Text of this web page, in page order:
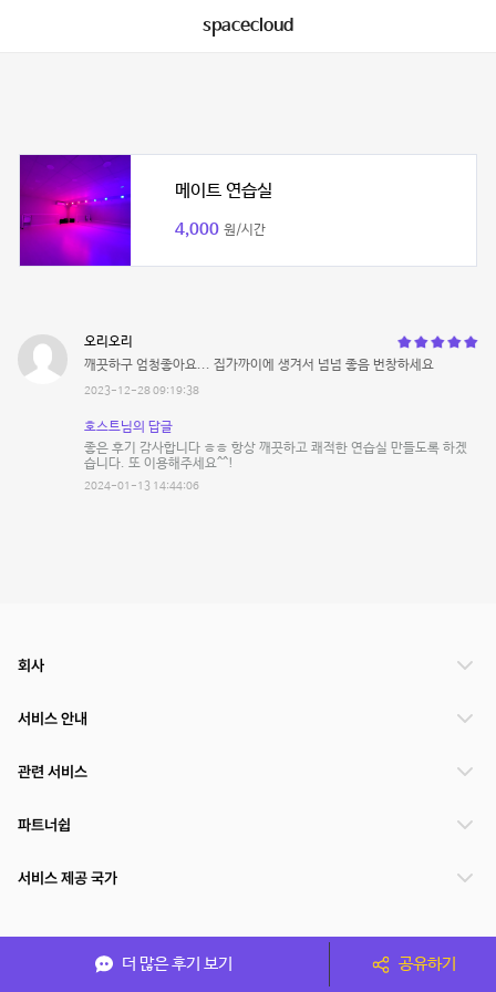
spacecloud
메이트 연습실
4,000 원/시간
오리오리
깨끗하구 엄청좋아요... 집가까이에 생겨서 넘넘 좋음 번창하세요
2023-12-28 09:19:38
호스트님의 답글
좋은 후기 감사합니다 ㅎㅎ 항상 깨끗하고 쾌적한 연습실 만들도록 하겠
습니다. 또 이용해주세요^^!
2024-01-13 14:44:06
더 많은 후기 보기 공유하기
회사
서비스 안내
관련 서비스
파트너쉽
서비스 제공 국가
(주)NSPACE 사업자정보